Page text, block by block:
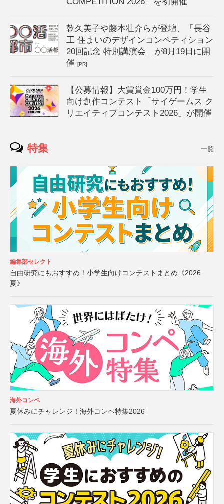
乾久美子や藤本壮介らが登壇、「長谷
工 住まいのデザインコンペティション
20回記念 特別講演会」が8月19日に開
催[PR]
【公募情報】大賞賞金100万円！学生
向け創作コンテスト「サイゲームス ク
リエイティブコンテスト2026」が開催
特集 一覧
編集部セレクト
自由研究にもおすすめ！小学生向けコンテストまとめ《2026
夏》
海外コンペ
夏休みにチャレンジ！海外コンペ特集2026